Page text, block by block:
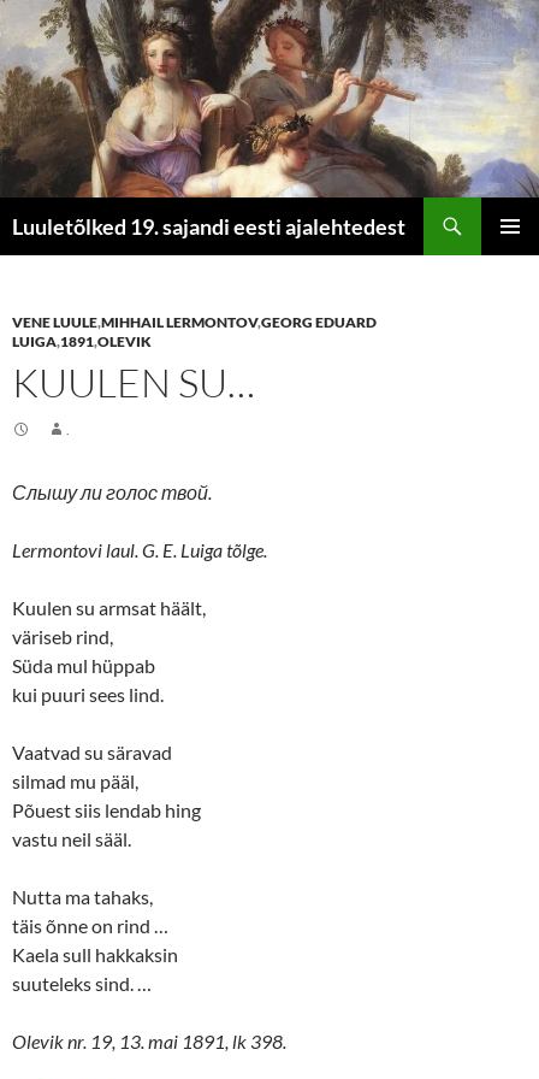
Luuletõlked 19. sajandi eesti ajalehtedest
VENE LUULE,MIHHAIL LERMONTOV,GEORG EDUARD
LUIGA,1891,OLEVIK
KUULEN SU…
Слышу ли голос твой.
Lermontovi laul. G. E. Luiga tõlge.
Kuulen su armsat häält,
väriseb rind,
Süda mul hüppab
kui puuri sees lind.
Vaatvad su säravad
silmad mu pääl,
Põuest siis lendab hing
vastu neil sääl.
Nutta ma tahaks,
täis õnne on rind …
Kaela sull hakkaksin
suuteleks sind. …
Olevik nr. 19, 13. mai 1891, lk 398.